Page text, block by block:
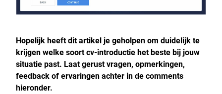
Hopelijk heeft dit artikel je geholpen om duidelijk te
krijgen welke soort cv-introductie het beste bij jouw
situatie past. Laat gerust vragen, opmerkingen,
feedback of ervaringen achter in de comments
hieronder.